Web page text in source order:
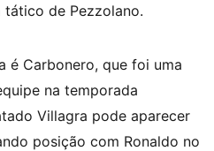
tático de Pezzolano.
é Carbonero, que foi uma
na temporada
Villagra pode aparecer
posição com Ronaldo no